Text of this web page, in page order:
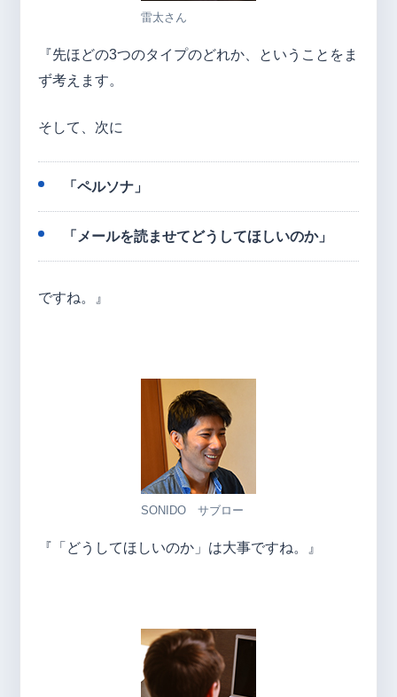
雷太さん
『先ほどの3つのタイプのどれか、ということをま
ず考えます。
そして、次に
「ペルソナ」
「メールを読ませてどうしてほしいのか」
ですね。』
SONIDO サブロー
『「どうしてほしいのか」は大事ですね。』